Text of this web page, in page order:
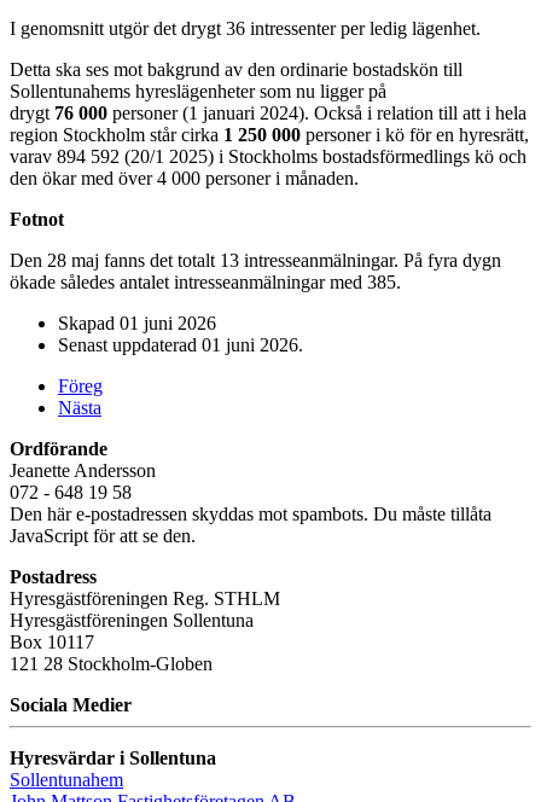
I genomsnitt utgör det drygt 36 intressenter per ledig lägenhet.
Detta ska ses mot bakgrund av den ordinarie bostadskön till
Sollentunahems hyreslägenheter som nu ligger på
drygt 76 000 personer (1 januari 2024). Också i relation till att i hela
region Stockholm står cirka 1 250 000 personer i kö för en hyresrätt,
varav 894 592 (20/1 2025) i Stockholms bostadsförmedlings kö och
den ökar med över 4 000 personer i månaden.
Fotnot
Den 28 maj fanns det totalt 13 intresseanmälningar. På fyra dygn
ökade således antalet intresseanmälningar med 385.
Skapad 01 juni 2026
Senast uppdaterad 01 juni 2026.
Föreg
Nästa
Ordförande
Jeanette Andersson
072 - 648 19 58
Den här e-postadressen skyddas mot spambots. Du måste tillåta
JavaScript för att se den.
Postadress
Hyresgästföreningen Reg. STHLM
Hyresgästföreningen Sollentuna
Box 10117
121 28 Stockholm-Globen
Sociala Medier
Hyresvärdar i Sollentuna
Sollentunahem